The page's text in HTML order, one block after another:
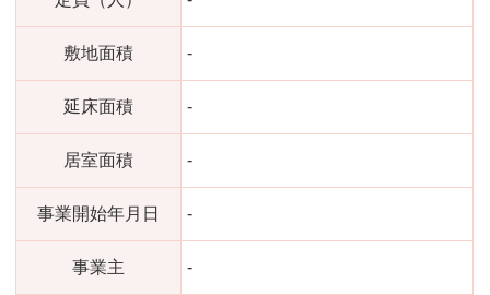
敷地面積 -
延床面積 -
居室面積 -
事業開始年月日 -
事業主 -